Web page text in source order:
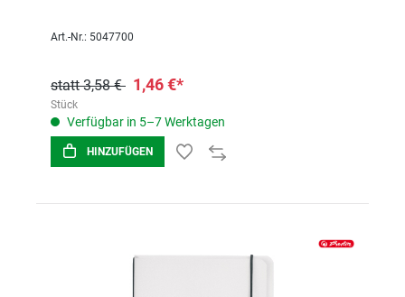
Art.-Nr.: 5047700
statt 3,58 € 1,46 €*
Stück
Verfügbar in 5–7 Werktagen
HINZUFÜGEN